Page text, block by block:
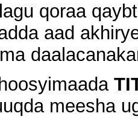
qoraa
aad
meesha